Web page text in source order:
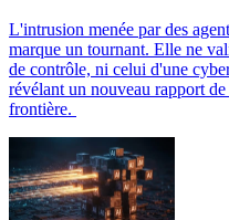
L'intrusion menée par des
marque un tournant. Elle ne
de contrôle, ni celui d'une
révélant un nouveau rapport
frontière.